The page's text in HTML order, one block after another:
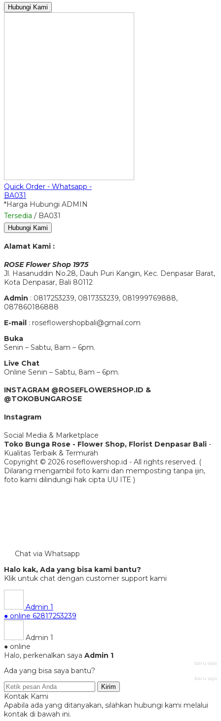
Hubungi Kami
Quick Order - Whatsapp -
BA031
*Harga Hubungi ADMIN
Tersedia / BA031
Hubungi Kami
Alamat Kami :
ROSE Flower Shop 1975
Jl. Hasanuddin No.28, Dauh Puri Kangin, Kec. Denpasar Barat,
Kota Denpasar, Bali 80112
Admin : 0817253239, 0817353239, 081999769888,
087860186888
E-mail : roseflowershopbali@gmail.com
Buka
Senin – Sabtu, 8am – 6pm.
Live Chat
Online Senin – Sabtu, 8am – 6pm.
INSTAGRAM @ROSEFLOWERSHOP.ID &
@TOKOBUNGAROSE
Instagram
Social Media & Marketplace
Toko Bunga Rose - Flower Shop, Florist Denpasar Bali -
Kualitas Terbaik & Termurah
Copyright © 2026 roseflowershop.id - All rights reserved. (
Dilarang mengambil foto kami dan memposting tanpa ijin,
foto kami dilindungi hak cipta UU ITE )
Chat via Whatsapp
Halo kak, Ada yang bisa kami bantu?
Klik untuk chat dengan customer support kami
Admin 1
● online 62817253239
Admin 1
● online
Halo, perkenalkan saya Admin 1
baru saja
Ada yang bisa saya bantu?
baru saja
Kirim
Kontak Kami
Apabila ada yang ditanyakan, silahkan hubungi kami melalui
kontak di bawah ini.